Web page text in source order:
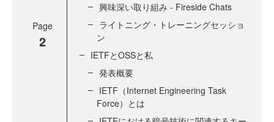
Page
2
興味深い取り組み - Fireside Chats
ライトニング・トレーニングセッショ
ン
IETFとOSSと私
発表概要
IETF（Internet Engineering Task
Force）とは